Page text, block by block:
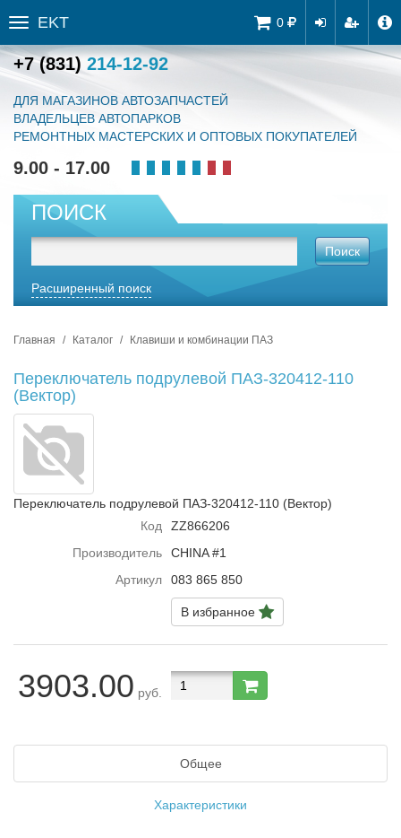
0
Toggle
sidebar
EKT
+7 (831) 214-12-92
ДЛЯ МАГАЗИНОВ АВТОЗАПЧАСТЕЙ
ВЛАДЕЛЬЦЕВ АВТОПАРКОВ
РЕМОНТНЫХ МАСТЕРСКИХ И ОПТОВЫХ ПОКУПАТЕЛЕЙ
9.00 - 17.00
ПОИСК
Поиск
Расширенный поиск
Главная Каталог Клавиши и комбинации ПАЗ
Переключатель подрулевой ПАЗ-320412-110
(Вектор)
Переключатель подрулевой ПАЗ-320412-110 (Вектор)
Код
ZZ866206
Производитель
CHINA #1
Артикул
083 865 850
В избранное
3903.00 руб.
Общее
Характеристики